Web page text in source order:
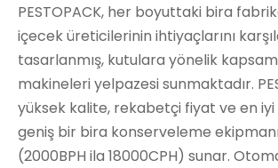
PESTOPACK, her boyuttaki bira
içecek üreticilerinin ihtiyaçlarını
tasarlanmış, kutulara yönelik
makineleri yelpazesi sunmaktadır.
yüksek kalite, rekabetçi fiyat ve en
geniş bir bira konserveleme
(2000BPH ila 18000CPH) sunar.